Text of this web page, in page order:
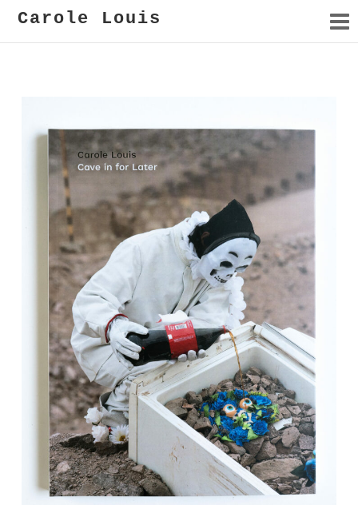
Carole Louis